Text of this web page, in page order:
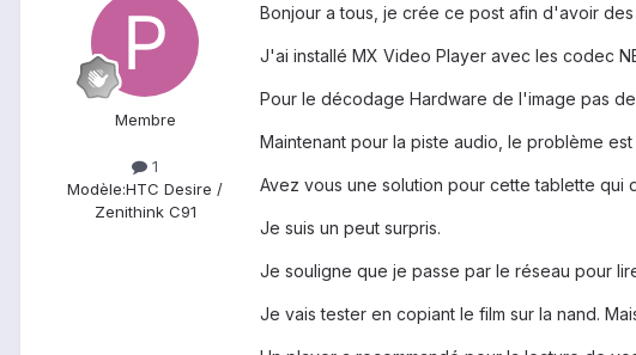
Membre
1
Modèle:HTC Desire /
Zenithink C91
Bonjour a tous, je crée ce post afin d'avoir
J'ai installé MX Video Player avec les codec
Pour le décodage Hardware de l'image pas
Maintenant pour la piste audio, le problème
Avez vous une solution pour cette tablette qui
Je suis un peut surpris.
Je souligne que je passe par le réseau pour
Je vais tester en copiant le film sur la nand.